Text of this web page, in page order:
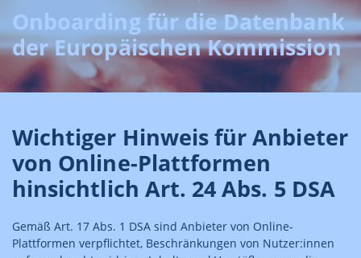
Onboarding für die Datenbank
der Europäischen Kommission
Wichtiger Hinweis für Anbieter
von Online-Plattformen
hinsichtlich Art. 24 Abs. 5 DSA
Gemäß Art. 17 Abs. 1 DSA sind Anbieter von Online-
Plattformen verpflichtet, Beschränkungen von Nutzer:innen